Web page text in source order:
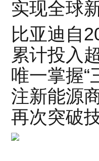
实现全球
比亚迪自
累计投入
唯一掌握“
注新能源
再次突破